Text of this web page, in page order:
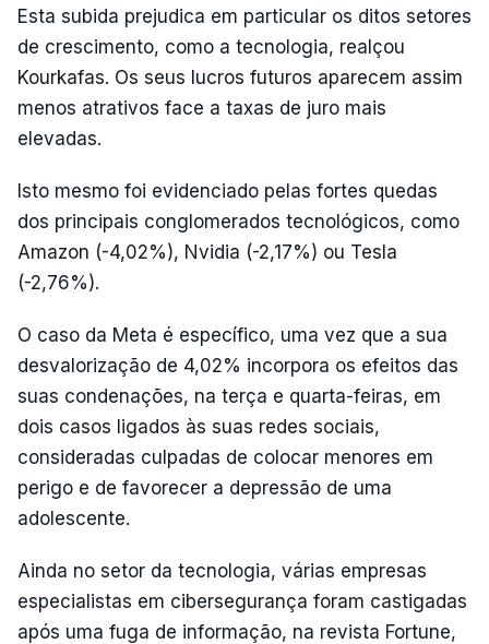
Esta subida prejudica em particular os ditos setores
de crescimento, como a tecnologia, realçou
Kourkafas. Os seus lucros futuros aparecem assim
menos atrativos face a taxas de juro mais
elevadas.
Isto mesmo foi evidenciado pelas fortes quedas
dos principais conglomerados tecnológicos, como
Amazon (-4,02%), Nvidia (-2,17%) ou Tesla
(-2,76%).
O caso da Meta é específico, uma vez que a sua
desvalorização de 4,02% incorpora os efeitos das
suas condenações, na terça e quarta-feiras, em
dois casos ligados às suas redes sociais,
consideradas culpadas de colocar menores em
perigo e de favorecer a depressão de uma
adolescente.
Ainda no setor da tecnologia, várias empresas
especialistas em cibersegurança foram castigadas
após uma fuga de informação, na revista Fortune,